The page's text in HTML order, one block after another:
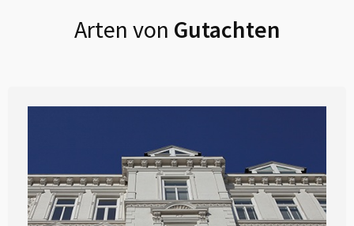
Arten von Gutachten